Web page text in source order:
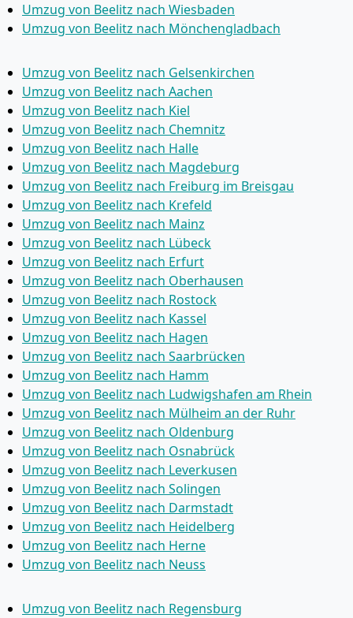
Umzug von Beelitz nach Wiesbaden
Umzug von Beelitz nach Mönchen­gladbach
Umzug von Beelitz nach Gelsenkirchen
Umzug von Beelitz nach Aachen
Umzug von Beelitz nach Kiel
Umzug von Beelitz nach Chemnitz
Umzug von Beelitz nach Halle
Umzug von Beelitz nach Magdeburg
Umzug von Beelitz nach Freiburg im Breisgau
Umzug von Beelitz nach Krefeld
Umzug von Beelitz nach Mainz
Umzug von Beelitz nach Lübeck
Umzug von Beelitz nach Erfurt
Umzug von Beelitz nach Oberhausen
Umzug von Beelitz nach Rostock
Umzug von Beelitz nach Kassel
Umzug von Beelitz nach Hagen
Umzug von Beelitz nach Saarbrücken
Umzug von Beelitz nach Hamm
Umzug von Beelitz nach Ludwigshafen am Rhein
Umzug von Beelitz nach Mülheim an der Ruhr
Umzug von Beelitz nach Oldenburg
Umzug von Beelitz nach Osnabrück
Umzug von Beelitz nach Leverkusen
Umzug von Beelitz nach Solingen
Umzug von Beelitz nach Darmstadt
Umzug von Beelitz nach Heidelberg
Umzug von Beelitz nach Herne
Umzug von Beelitz nach Neuss
Umzug von Beelitz nach Regensburg